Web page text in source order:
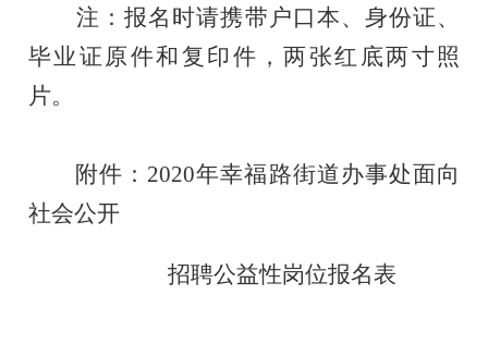
注：报名时请携带户口本、身份证、
毕业证原件和复印件，两张红底两寸照
片。
附件： 2020年幸福路街道办事处面向
社会公开
招聘公益性岗位报名表